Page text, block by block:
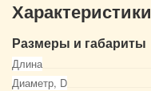
Характеристики
Размеры и габариты
Длина
Диаметр, D